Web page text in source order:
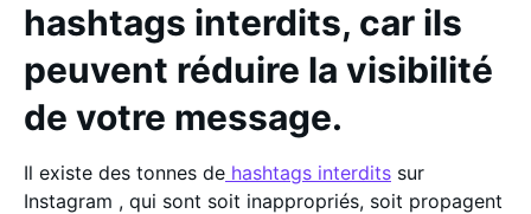
hashtags interdits, car ils
peuvent réduire la visibilité
de votre message.
Il existe des tonnes de hashtags interdits sur
Instagram , qui sont soit inappropriés, soit propagent